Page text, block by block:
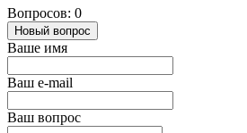
Вопросов: 0
Новый вопрос
Ваше имя
Ваш e-mail
Ваш вопрос